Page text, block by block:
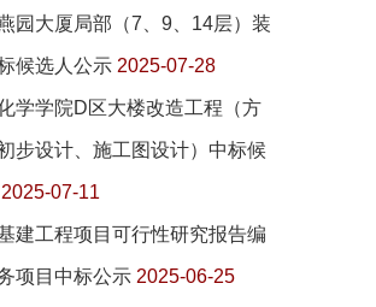
园大厦局部（7、9、14层）装
候选人公示 2025-07-28
学学院D区大楼改造工程（方
步设计、施工图设计）中标候
2025-07-11
建工程项目可行性研究报告编
项目中标公示 2025-06-25